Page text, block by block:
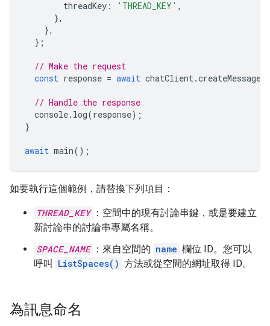
threadKey : 'THREAD_KEY' ,
},
},
};
// Make the request
const response = await chatClient.createMessage
// Handle the response
console. log(response);
}
await main();
如要執行這個範例，請替換下列項目：
THREAD_KEY ：空間中的現有討論串鍵，或是要建立
新討論串的討論串專屬名稱。
SPACE_NAME ：來自空間的 name 欄位 ID。您可以
呼叫
ListSpaces() 方法或從空間的網址取得 ID。
為訊息命名